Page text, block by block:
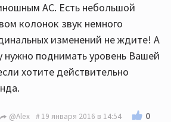
АС. Есть небольшой
колонок звук немного
изменений не ждите! А
нужно поднимать уровень Вашей
хотите действительно
@Alex 19 января 2016 в 14:54 0